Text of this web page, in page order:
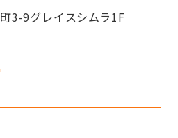
3-9グレイスシムラ1F